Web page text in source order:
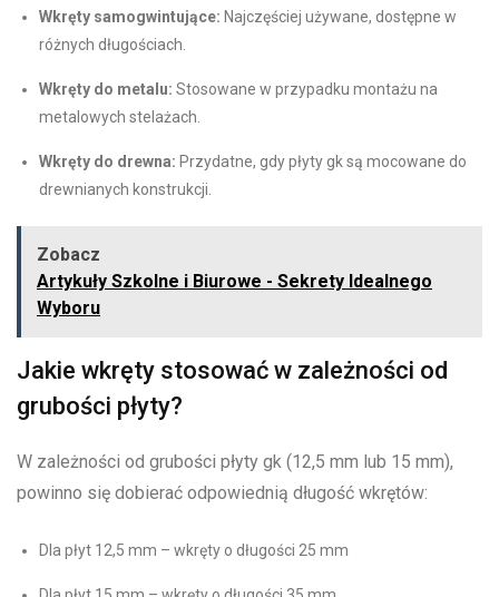
Wkręty samogwintujące: Najczęściej używane, dostępne w
różnych długościach.
Wkręty do metalu: Stosowane w przypadku montażu na
metalowych stelażach.
Wkręty do drewna: Przydatne, gdy płyty gk są mocowane do
drewnianych konstrukcji.
Zobacz
Artykuły Szkolne i Biurowe - Sekrety Idealnego
Wyboru
Jakie wkręty stosować w zależności od
grubości płyty?
W zależności od grubości płyty gk (12,5 mm lub 15 mm),
powinno się dobierać odpowiednią długość wkrętów:
Dla płyt 12,5 mm – wkręty o długości 25 mm